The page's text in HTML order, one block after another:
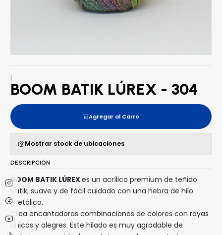
BOOM BATIK LÚREX - 304
Agregar al Carro
Mostrar stock de ubicaciones
DESCRIPCIÓN
BOOM BATIK LÚREXes un acrílico premium de teñido
batik, suave y de fácil cuidado con una hebra de hilo
metálico.
Crea encantadoras combinaciones de colores con rayas
únicas y alegres. Este hilado es muy agradable de